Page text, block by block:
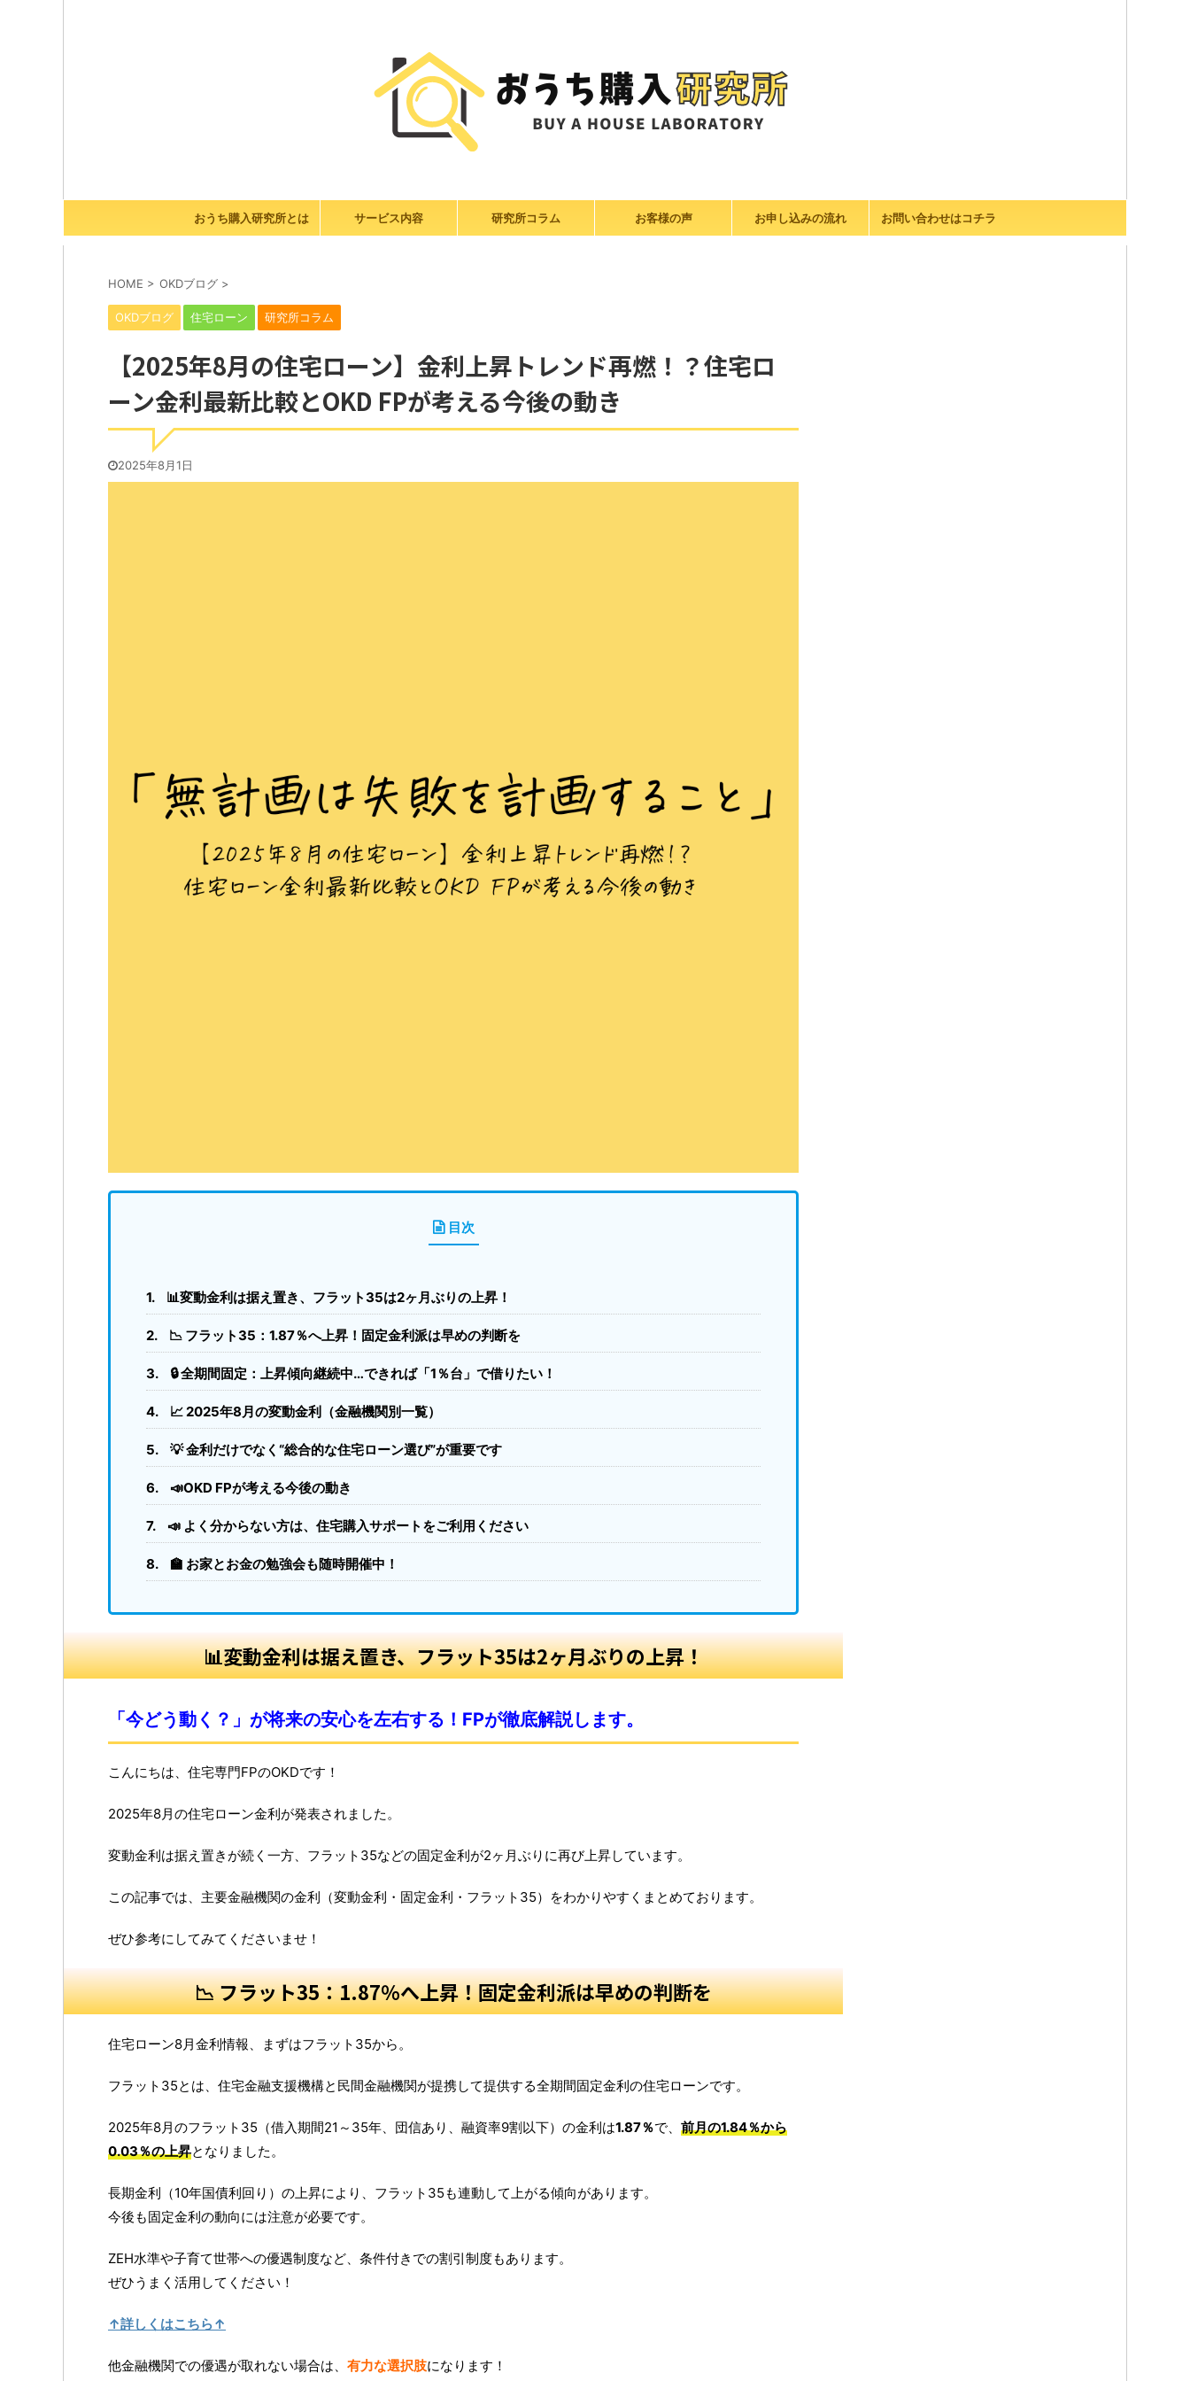
おうち購入研究所とは サービス内容 研究所コラム お客様の声 お申し込みの流れ お問い合わせはコチラ
HOME > OKDブログ >
OKDブログ 住宅ローン 研究所コラム
【2025年8月の住宅ローン】金利上昇トレンド再燃！？住宅ロ
ーン金利最新比較とOKD FPが考える今後の動き
2025年8月1日
目次
📊変動金利は据え置き、フラット35は2ヶ月ぶりの上昇！
📉 フラット35：1.87％へ上昇！固定金利派は早めの判断を
🔒 全期間固定：上昇傾向継続中…できれば「1％台」で借りたい！
📈 2025年8月の変動金利（金融機関別一覧）
💡 金利だけでなく“総合的な住宅ローン選び”が重要です
📣OKD FPが考える今後の動き
📣 よく分からない方は、住宅購入サポートをご利用ください
🏫 お家とお金の勉強会も随時開催中！
📊変動金利は据え置き、フラット35は2ヶ月ぶりの上昇！
「今どう動く？」が将来の安心を左右する！FPが徹底解説します。
こんにちは、住宅専門FPのOKDです！
2025年8月の住宅ローン金利が発表されました。
変動金利は据え置きが続く一方、フラット35などの固定金利が2ヶ月ぶりに再び上昇しています。
この記事では、主要金融機関の金利（変動金利・固定金利・フラット35）をわかりやすくまとめております。
ぜひ参考にしてみてくださいませ！
📉 フラット35：1.87％へ上昇！固定金利派は早めの判断を
住宅ローン8月金利情報、まずはフラット35から。
フラット35とは、住宅金融支援機構と民間金融機関が提携して提供する全期間固定金利の住宅ローンです。
2025年8月のフラット35（借入期間21～35年、団信あり、融資率9割以下）の金利は1.87％で、 前月の1.84％から
0.03％の上昇となりました。
長期金利（10年国債利回り）の上昇により、フラット35も連動して上がる傾向があります。
今後も固定金利の動向には注意が必要です。
ZEH水準や子育て世帯への優遇制度など、条件付きでの割引制度もあります。
ぜひうまく活用してください！
↑詳しくはこちら↑
他金融機関での優遇が取れない場合は、 有力な選択肢になります！